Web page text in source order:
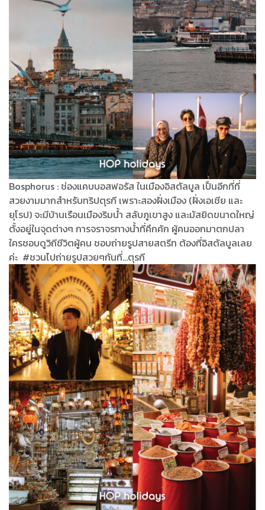
Bosphorus : ช่องแคบบอสฟอรัส ในเมืองอิสตัลบูล เป็นอีกที่ที่
สวยงามมากสำหรับทริปตุรกี เพราะสองฝั่งเมือง (ฝั่งเอเชีย และ
ยุโรป) จะมีบ้านเรือนเมืองริมน้ำ สลับภูเขาสูง และมัสยิดขนาดใหญ่
ตั้งอยู่ในจุดต่างๆ การจราจรทางน้ำที่คึกคัก ผู้คนออกมาตกปลา
ใครชอบดูวิถีชีวิตผู้คน ชอบถ่ายรูปสายสตรีท ต้องที่อิสตัลบูลเลย
ค่ะ #ชวนไปถ่ายรูปสวยๆกันที่...ตุรกี